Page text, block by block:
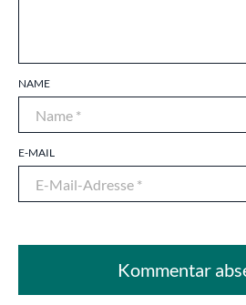
NAME
E-MAIL